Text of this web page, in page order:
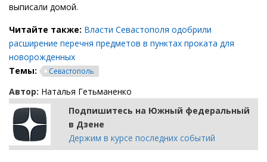
выписали домой.
Читайте также: Власти Севастополя одобрили
расширение перечня предметов в пунктах проката для
новорожденных
Темы:
Севастополь
Автор: Наталья Гетьманенко
Подпишитесь на Южный федеральный
в Дзене
Держим в курсе последних событий